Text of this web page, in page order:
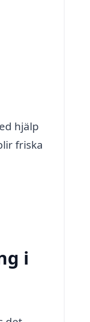
hjälp
friska
i